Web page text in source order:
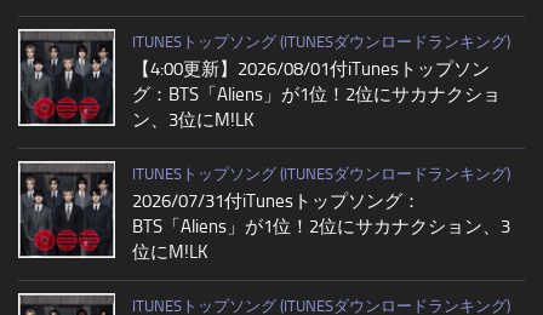
ITUNESトップソング (ITUNESダウンロードランキング)
【4:00更新】2026/08/01付iTunesトップソン
グ：BTS「Aliens」が1位！2位にサカナクショ
ン、3位にM!LK
ITUNESトップソング (ITUNESダウンロードランキング)
2026/07/31付iTunesトップソング：
BTS「Aliens」が1位！2位にサカナクション、3
位にM!LK
ITUNESトップソング (ITUNESダウンロードランキング)